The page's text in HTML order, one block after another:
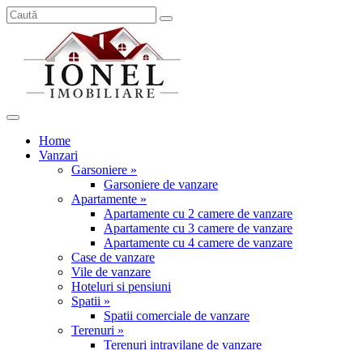
Home
Vanzari
Garsoniere »
Garsoniere de vanzare
Apartamente »
Apartamente cu 2 camere de vanzare
Apartamente cu 3 camere de vanzare
Apartamente cu 4 camere de vanzare
Case de vanzare
Vile de vanzare
Hoteluri si pensiuni
Spatii »
Spatii comerciale de vanzare
Terenuri »
Terenuri intravilane de vanzare